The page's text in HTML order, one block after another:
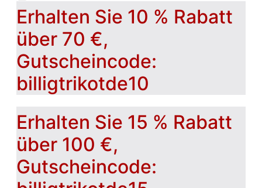
Erhalten Sie 10 % Rabatt
über 70 €,
Gutscheincode:
billigtrikotde10
Erhalten Sie 15 % Rabatt
über 100 €,
Gutscheincode: